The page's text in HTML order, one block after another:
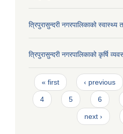
त्रिपुरासुन्दरी नगरपालिकाको
त्रिपुरासुन्दरी नगरपालिकाको कृर्षि
Pages
« first ‹ previous
4 5 6
next ›